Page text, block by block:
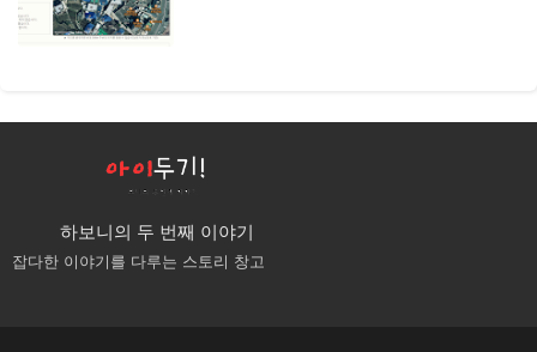
하보니의 두 번째 이야기
잡다한 이야기를 다루는 스토리 창고